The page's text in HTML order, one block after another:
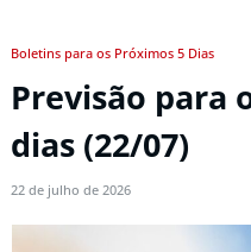
Boletins para os Próximos 5 Dias
Previsão para
dias (22/07)
22 de julho de 2026